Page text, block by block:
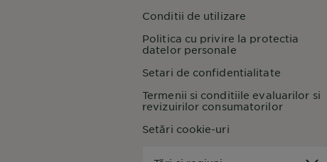
Conditii de utilizare
Politica cu privire la protectia
datelor personale
Setari de confidentialitate
Termenii si conditiile evaluarilor si
revizuirilor consumatorilor
Setări cookie-uri